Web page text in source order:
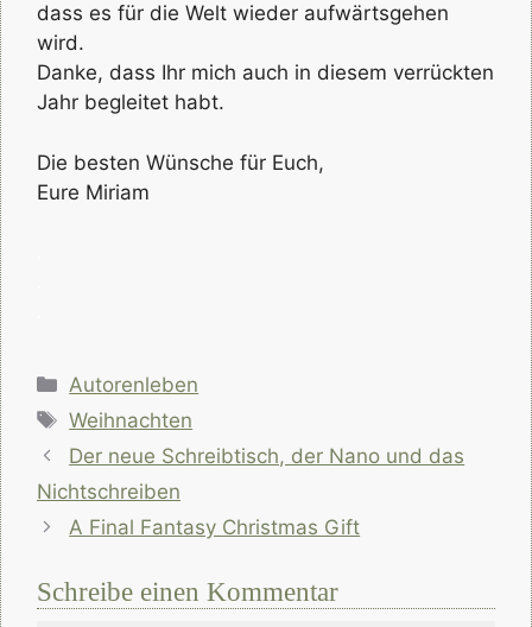
dass es für die Welt wieder aufwärtsgehen
wird.
Danke, dass Ihr mich auch in diesem verrückten
Jahr begleitet habt.
Die besten Wünsche für Euch,
Eure Miriam
Kategorien
Autorenleben
Schlagwörter
Weihnachten
Der neue Schreibtisch, der Nano und das
Nichtschreiben
A Final Fantasy Christmas Gift
Schreibe einen Kommentar